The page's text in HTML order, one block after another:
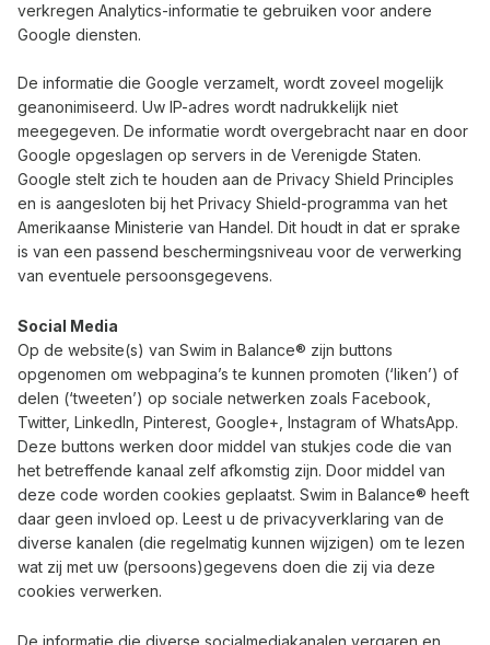
verkregen Analytics-informatie te gebruiken voor andere
Google diensten.
De informatie die Google verzamelt, wordt zoveel mogelijk
geanonimiseerd. Uw IP-adres wordt nadrukkelijk niet
meegegeven. De informatie wordt overgebracht naar en door
Google opgeslagen op servers in de Verenigde Staten.
Google stelt zich te houden aan de Privacy Shield Principles
en is aangesloten bij het Privacy Shield-programma van het
Amerikaanse Ministerie van Handel. Dit houdt in dat er sprake
is van een passend beschermingsniveau voor de verwerking
van eventuele persoonsgegevens.
Social Media
Op de website(s) van Swim in Balance® zijn buttons
opgenomen om webpagina’s te kunnen promoten (‘liken’) of
delen (‘tweeten’) op sociale netwerken zoals Facebook,
Twitter, LinkedIn, Pinterest, Google+, Instagram of WhatsApp.
Deze buttons werken door middel van stukjes code die van
het betreffende kanaal zelf afkomstig zijn. Door middel van
deze code worden cookies geplaatst. Swim in Balance® heeft
daar geen invloed op. Leest u de privacyverklaring van de
diverse kanalen (die regelmatig kunnen wijzigen) om te lezen
wat zij met uw (persoons)gegevens doen die zij via deze
cookies verwerken.
De informatie die diverse socialmediakanalen vergaren en